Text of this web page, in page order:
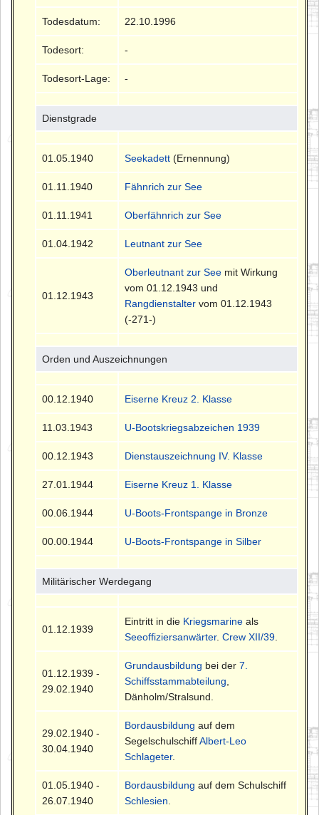
Todesdatum: 22.10.1996
Todesort: -
Todesort-Lage: -
Dienstgrade
01.05.1940 Seekadett (Ernennung)
01.11.1940 Fähnrich zur See
01.11.1941 Oberfähnrich zur See
01.04.1942 Leutnant zur See
01.12.1943
Oberleutnant zur See mit Wirkung
vom 01.12.1943 und
Rangdienstalter vom 01.12.1943
(-271-)
Orden und Auszeichnungen
00.12.1940 Eiserne Kreuz 2. Klasse
11.03.1943 U-Bootskriegsabzeichen 1939
00.12.1943 Dienstauszeichnung IV. Klasse
27.01.1944 Eiserne Kreuz 1. Klasse
00.06.1944 U-Boots-Frontspange in Bronze
00.00.1944 U-Boots-Frontspange in Silber
Militärischer Werdegang
01.12.1939
Eintritt in die Kriegsmarine als
Seeoffiziersanwärter.Crew XII/39
01.12.1939 -
29.02.1940
Grundausbildung bei der7.
Schiffsstammabteilung
Dänholm/Stralsund.
29.02.1940 -
30.04.1940
Bordausbildung auf dem
SegelschulschiffAlbert-Leo
Schlageter.
01.05.1940 -
26.07.1940
Bordausbildung auf dem Schulschiff
Schlesien